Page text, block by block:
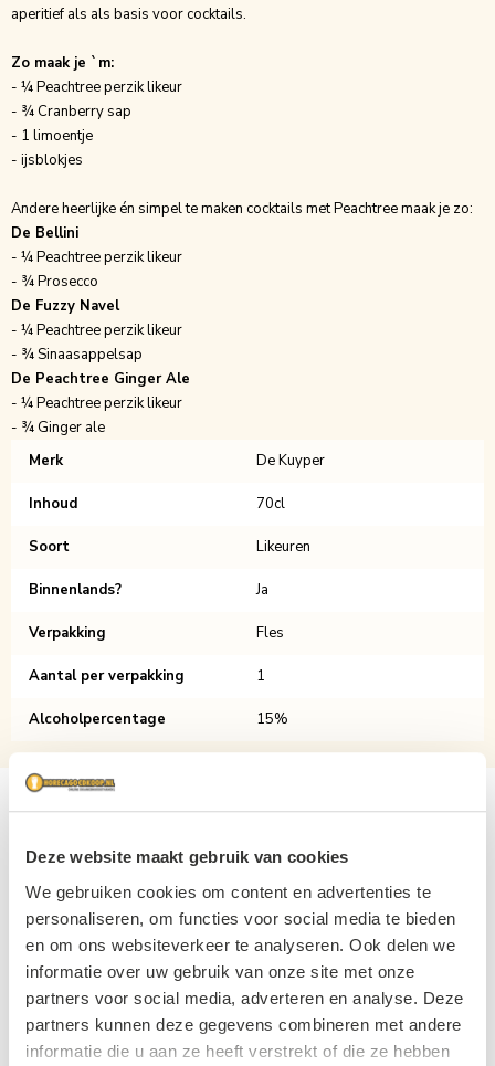
Deze website maakt gebruik van cookies
We gebruiken cookies om content en advertenties te
personaliseren, om functies voor social media te bieden
en om ons websiteverkeer te analyseren. Ook delen we
informatie over uw gebruik van onze site met onze
partners voor social media, adverteren en analyse. Deze
partners kunnen deze gegevens combineren met andere
informatie die u aan ze heeft verstrekt of die ze hebben
aperitief als als basis voor cocktails.
Zo maak je `m:
- ¼ Peachtree perzik likeur
- ¾ Cranberry sap
- 1 limoentje
- ijsblokjes
Andere heerlijke én simpel te maken cocktails met Peachtree maak je zo:
De Bellini
- ¼ Peachtree perzik likeur
- ¾ Prosecco
De Fuzzy Navel
- ¼ Peachtree perzik likeur
- ¾ Sinaasappelsap
De Peachtree Ginger Ale
- ¼ Peachtree perzik likeur
- ¾ Ginger ale
Merk
De Kuyper
Inhoud 70cl
Soort Likeuren
Binnenlands? Ja
Verpakking Fles
Aantal per verpakking 1
Alcoholpercentage 15%